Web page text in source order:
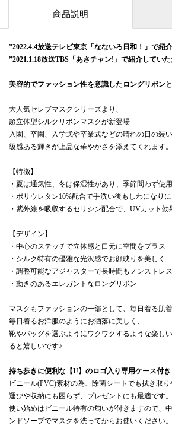
商品説明
”2022.4.4放送テレビ東京「なないろ日和！」で紹
”2021.1.18放送TBS「あさチャン!」で紹介してい
美容的でファッション性を意識したロングリボン
大人気セレブマスクシリーズより、
超立体型シルクリボンマスクが新登場
入園、卒園、入学式や卒業式などの晴れの日の装
級感ある輝きが上品な華やかさを添えてくれます。
【特徴】
・夏は通気性、冬は保湿性があり、季節問わず使
・ポリウレタン10%配合で手洗い後もしわになり
・紫外線を吸収するセリシン配合で、UVカット効
【デザイン】
・中心のステッチで立体感と口元に空間をプラス
・シルク特有の優雅な光沢感でお顔映りを美しく
・調整可能なアジャスターで長時間もノンストレス
・動きのあるエレガントなロングリボン
マスクもファッションの一部として、毎日着る肌
毎日着るお洋服のようにお洒落に美しく、
靴やバッグを選ぶようにワクワクするような楽し
ると嬉しいです♪
持ち歩きに便利な【U】のロゴ入り専用ケース付き
ビニール(PVC)素材の為、除菌シートでも拭き取
運びや収納にも困らず、プレゼントにも最適です。
使い始めはビニール特有の匂いが付きますので、
ンドソープでマスクを洗ってからお使いください。